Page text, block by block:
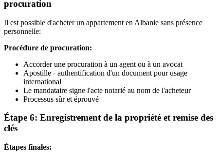
procuration
Il est possible d'acheter un appartement en Albanie sans présence
personnelle:
Procédure de procuration:
Accorder une procuration à un agent ou à un avocat
Apostille - authentification d'un document pour usage
international
Le mandataire signe l'acte notarié au nom de l'acheteur
Processus sûr et éprouvé
Étape 6: Enregistrement de la propriété et remise des
clés
Étapes finales: